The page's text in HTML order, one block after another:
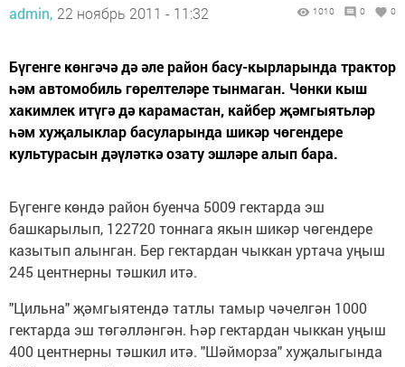
admin, 22 ноябрь 2011 - 11:32 1010 0 0
Бүгенге көнгәчә дә әле район басу-кырларында трактор
һәм автомобиль гөрелтеләре тынмаган. Чөнки кыш
хакимлек итүгә дә карамастан, кайбер җәмгыятьләр
һәм хуҗалыклар басуларында шикәр чөгендере
культурасын дәүләткә озату эшләре алып бара.
Бүгенге көндә район буенча 5009 гектарда эш
башкарылып, 122720 тоннага якын шикәр чөгендере
казытып алынган. Бер гектардан чыккан уртача уңыш
245 центнерны тәшкил итә.
"Цильна" җәмгыятендә татлы тамыр чәчелгән 1000
гектарда эш төгәлләнгән. Һәр гектардан чыккан уңыш
400 центнерны тәшкил итә. "Шәйморза" хуҗалыгында